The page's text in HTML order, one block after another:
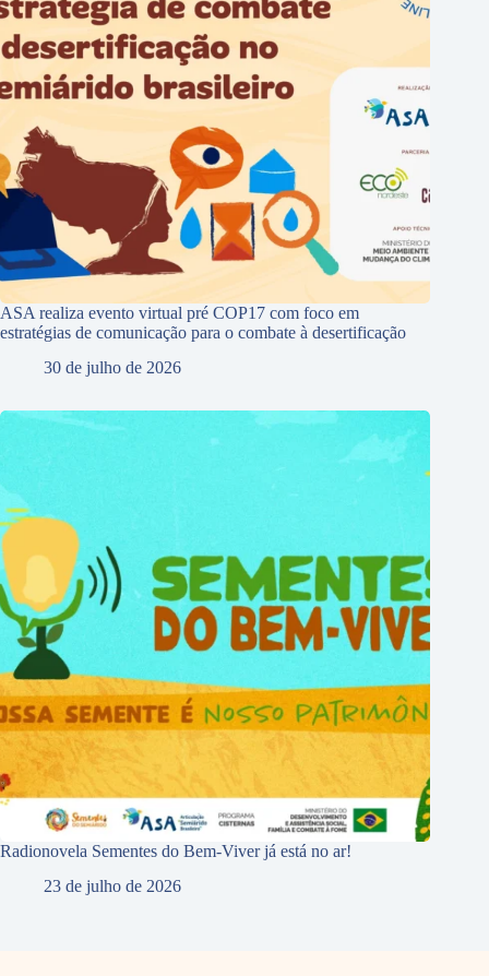
ASA realiza evento virtual pré COP17 com foco em
estratégias de comunicação para o combate à desertificação
30 de julho de 2026
Radionovela Sementes do Bem-Viver já está no ar!
23 de julho de 2026